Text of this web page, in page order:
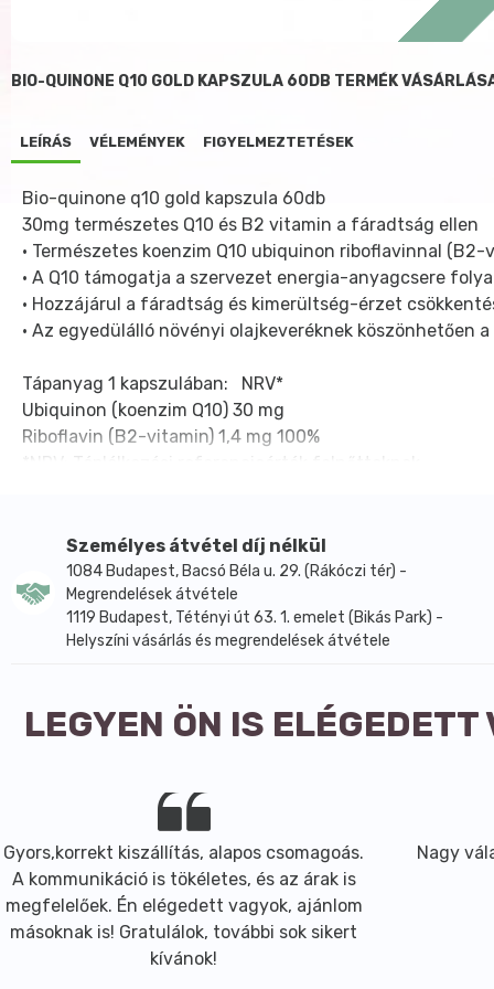
BIO-QUINONE Q10 GOLD KAPSZULA 60DB TERMÉK
LEÍRÁS VÉLEMÉNYEK FIGYELMEZTETÉSEK
Bio-quinone q10 gold kapszula 60db
30mg természetes Q10 és B2 vitamin a fáradtság ellen
• Természetes koenzim Q10 ubiquinon riboflavinnal
• A Q10 támogatja a szervezet energia-anyagcsere
• Hozzájárul a fáradtság és kimerültség-érzet
• Az egyedülálló növényi olajkeveréknek köszönhetően
Tápanyag 1 kapszulában:
NRV*
Ubiquinon (koenzim Q10) 30 mg
Riboflavin (B2-vitamin) 1,4 mg 100%
1 kapszulát naponta étkezés közben bevenni.
Tárolás:
Szobahőmérsékleten, napfénytől védve.
Az ajánlott napi fogyasztási mennyiséget ne lépje túl.
Az étrend-kiegészítő szedése nem helyettesíti a
A termék kisgyermekek elől elzárva tartandó.
Összetevők: szójaolaj, zselatin, részben hidrogénzett
színezék: vas-oxid, riboflavin
Szabadalmaztatott gyártási eljárás
(EP 3 190 898 B1).
Miért szedjen Bio-Quinone Q10-et?
Személyes átvétel díj nélkül
1084 Budapest, Bacsó Béla u. 29. (Rákóczi tér) -
Megrendelések átvétele
1119 Budapest, Tétényi út 63. 1. emelet (Bikás Park) -
Helyszíni vásárlás és megrendelések átvétele
LEGYEN ÖN IS
Gyors,korrekt kiszállítás, alapos csomagoás.
A kommunikáció is tökéletes, és az árak is
megfelelőek. Én elégedett vagyok, ajánlom
másoknak is! Gratulálok, további sok sikert
kívánok!
Nagy